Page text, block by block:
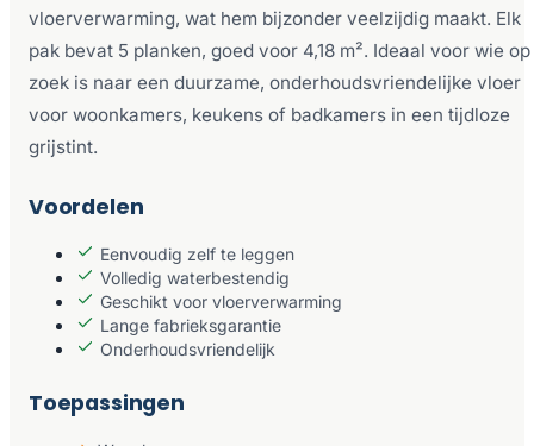
vloerverwarming, wat hem bijzonder veelzijdig maakt. Elk
pak bevat 5 planken, goed voor 4,18 m². Ideaal voor wie op
zoek is naar een duurzame, onderhoudsvriendelijke vloer
voor woonkamers, keukens of badkamers in een tijdloze
grijstint.
Voordelen
Eenvoudig zelf te leggen
Volledig waterbestendig
Geschikt voor vloerverwarming
Lange fabrieksgarantie
Onderhoudsvriendelijk
Toepassingen